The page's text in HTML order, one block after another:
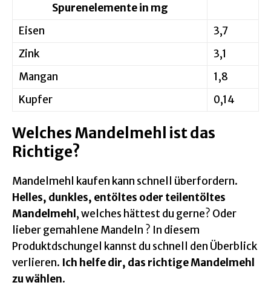
Spurenelemente in mg
Eisen
3,7
Zink
3,1
Mangan
1,8
Kupfer
0,14
Welches Mandelmehl ist das
Richtige?
Mandelmehl kaufen kann schnell überfordern.
Helles, dunkles, entöltes oder teilentöltes
Mandelmehl , welches hättest du gerne? Oder
lieber gemahlene Mandeln ? In diesem
Produktdschungel kannst du schnell den Überblick
verlieren. Ich helfe dir, das richtige Mandelmehl
zu wählen.